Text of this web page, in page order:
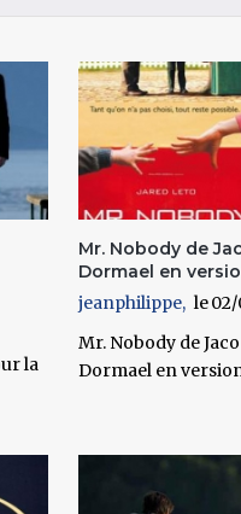
la
Mr. Nobody de
Dormael en
jeanphilippe
02/
Mr. Nobody de
Dormael en